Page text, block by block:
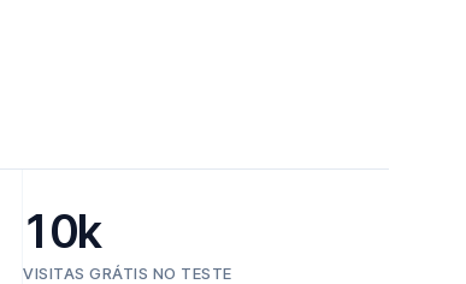
10k
VISITAS GRÁTIS NO TESTE